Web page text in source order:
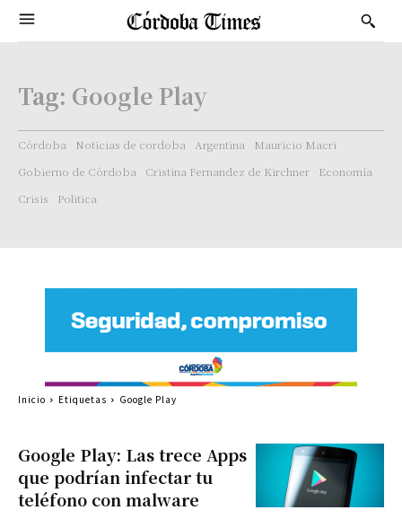
Tag: Google Play
Córdoba Noticias de cordoba Argentina
Mauricio Macri
Gobierno de Córdoba
Cristina Fernandez de Kirchner
Economía
Crisis
Politica
Google Play: Las trece Apps
que podrían infectar tu
teléfono con malware
Inicio Etiquetas Google Play